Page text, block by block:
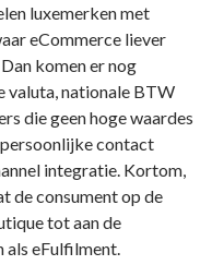
luxemerken met
eCommerce liever
komen er nog
valuta, nationale BTW
die geen hoge waardes
persoonlijke contact
integratie. Kortom,
de consument op de
tot aan de
als eFulfilment.